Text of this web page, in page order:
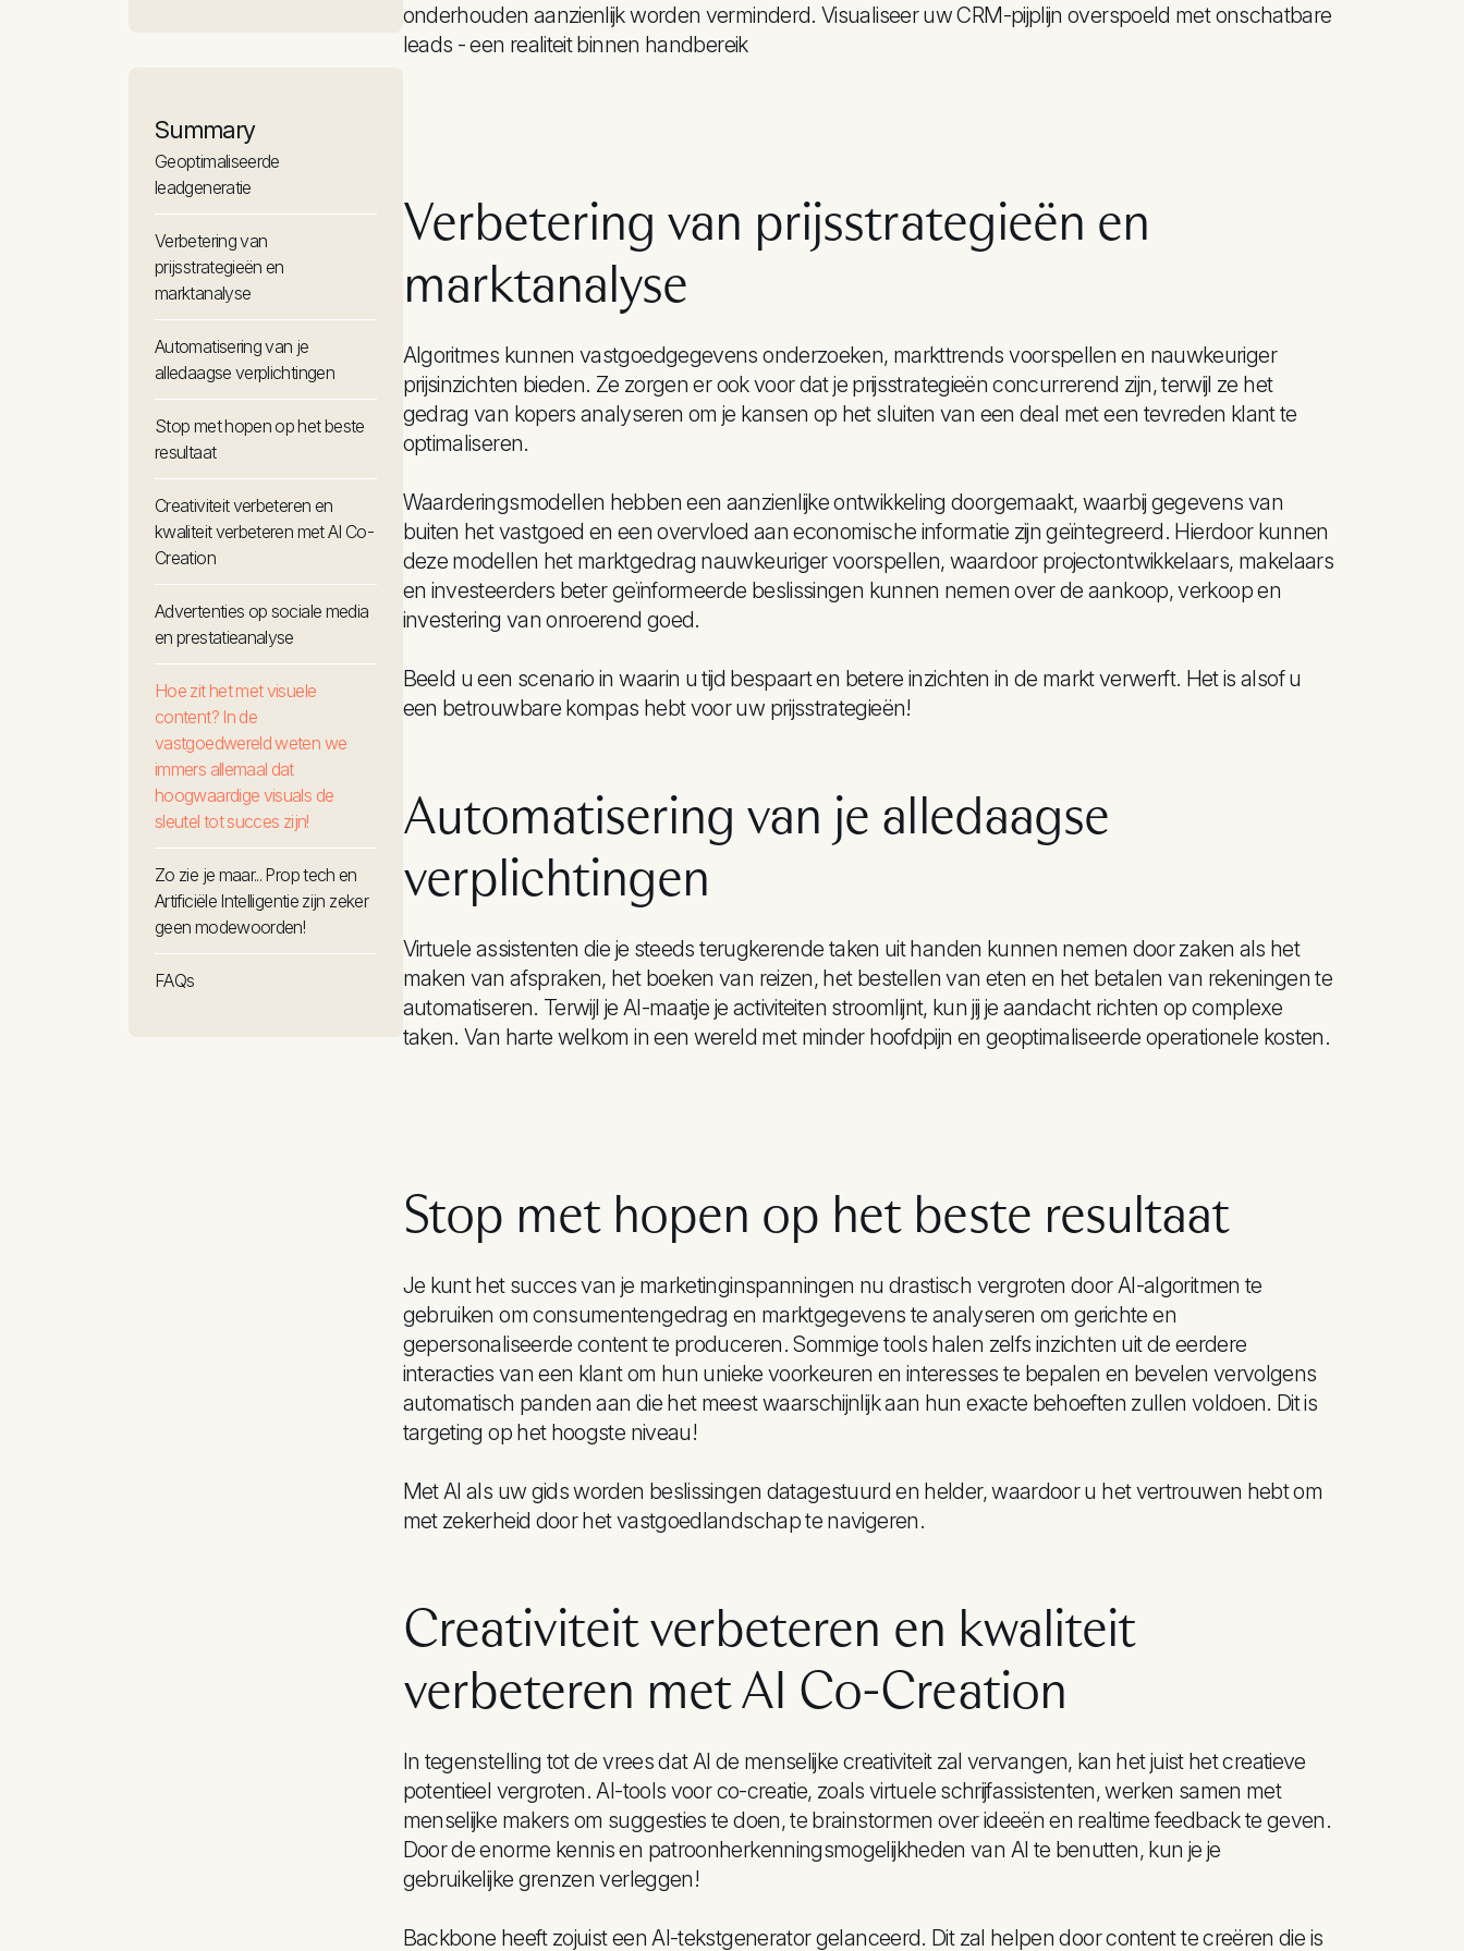
Summary
Geoptimaliseerde
leadgeneratie
Verbetering van
prijsstrategieën en
marktanalyse
Automatisering van je
alledaagse verplichtingen
Stop met hopen op het beste
resultaat
Creativiteit verbeteren en
kwaliteit verbeteren met AI Co-
Creation
Advertenties op sociale media
en prestatieanalyse
Hoe zit het met visuele
content? In de
vastgoedwereld weten we
immers allemaal dat
hoogwaardige visuals de
sleutel tot succes zijn!
Zo zie je maar... Prop tech en
Artificiële Intelligentie zijn zeker
geen modewoorden!
FAQs
onderhouden aanzienlijk worden verminderd. Visualiseer uw CRM-pijplijn overspoeld met onschatbare
leads - een realiteit binnen handbereik
Verbetering van prijsstrategieën en
marktanalyse
Algoritmes kunnen vastgoedgegevens onderzoeken, markttrends voorspellen en nauwkeuriger
prijsinzichten bieden. Ze zorgen er ook voor dat je prijsstrategieën concurrerend zijn, terwijl ze het
gedrag van kopers analyseren om je kansen op het sluiten van een deal met een tevreden klant te
optimaliseren.
Waarderingsmodellen hebben een aanzienlijke ontwikkeling doorgemaakt, waarbij gegevens van
buiten het vastgoed en een overvloed aan economische informatie zijn geïntegreerd. Hierdoor kunnen
deze modellen het marktgedrag nauwkeuriger voorspellen, waardoor projectontwikkelaars, makelaars
en investeerders beter geïnformeerde beslissingen kunnen nemen over de aankoop, verkoop en
investering van onroerend goed.
Beeld u een scenario in waarin u tijd bespaart en betere inzichten in de markt verwerft. Het is alsof u
een betrouwbare kompas hebt voor uw prijsstrategieën!
Automatisering van je alledaagse
verplichtingen
Virtuele assistenten die je steeds terugkerende taken uit handen kunnen nemen door zaken als het
maken van afspraken, het boeken van reizen, het bestellen van eten en het betalen van rekeningen te
automatiseren. Terwijl je AI-maatje je activiteiten stroomlijnt, kun jij je aandacht richten op complexe
taken. Van harte welkom in een wereld met minder hoofdpijn en geoptimaliseerde operationele kosten.
Stop met hopen op het beste resultaat
Je kunt het succes van je marketinginspanningen nu drastisch vergroten door AI-algoritmen te
gebruiken om consumentengedrag en marktgegevens te analyseren om gerichte en
gepersonaliseerde content te produceren. Sommige tools halen zelfs inzichten uit de eerdere
interacties van een klant om hun unieke voorkeuren en interesses te bepalen en bevelen vervolgens
automatisch panden aan die het meest waarschijnlijk aan hun exacte behoeften zullen voldoen. Dit is
targeting op het hoogste niveau!
Met AI als uw gids worden beslissingen datagestuurd en helder, waardoor u het vertrouwen hebt om
met zekerheid door het vastgoedlandschap te navigeren.
Creativiteit verbeteren en kwaliteit
verbeteren met AI Co-Creation
In tegenstelling tot de vrees dat AI de menselijke creativiteit zal vervangen, kan het juist het creatieve
potentieel vergroten. AI-tools voor co-creatie, zoals virtuele schrijfassistenten, werken samen met
menselijke makers om suggesties te doen, te brainstormen over ideeën en realtime feedback te geven.
Door de enorme kennis en patroonherkenningsmogelijkheden van AI te benutten, kun je je
gebruikelijke grenzen verleggen!
Backbone heeft zojuist een AI-tekstgenerator gelanceerd. Dit zal helpen door content te creëren die is